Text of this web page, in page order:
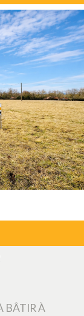
critères
BÂTIR À